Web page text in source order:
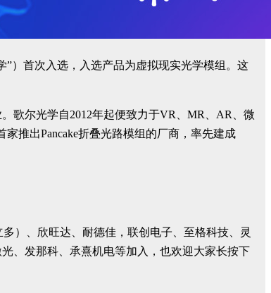
）首次入选，入选产品为虚拟现实光学模组。这
歌尔光学自2012年起便致力于VR、MR、AR、微
推出Pancake折叠光路模组的厂商，率先建成
）、欣旺达、耐德佳，联创电子、至格科技、灵
、发那科、承熹机电等加入，也欢迎大家长按下